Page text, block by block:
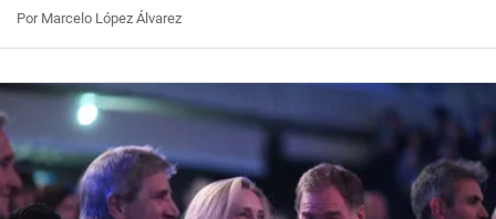
Por Marcelo López Álvarez